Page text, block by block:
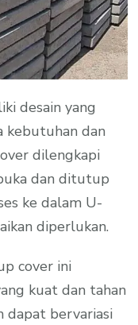
desain yang
kebutuhan dan
dilengkapi
dan ditutup
ke dalam U-
diperlukan.
cover ini
kuat dan tahan
dapat bervariasi